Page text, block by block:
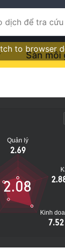
to browser
Sàn môi
Quản lý
2.69
Kinh
7.52
2.08